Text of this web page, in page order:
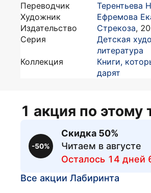
Переводчик
Терентьева
Художник
Ефремова
Издательство
Стрекоза,
Серия
Детская
литература
Коллекция
Книги,
дарят
1 акция по этому
-50%
Скидка 50%
Читаем в августе
Осталось 14 дней
Все акции Лабиринта